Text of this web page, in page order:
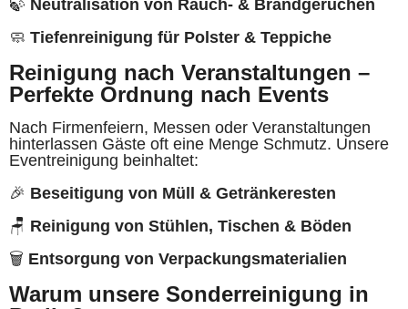
🍃 Neutralisation von Rauch- & Brandgerüchen
🧼 Tiefenreinigung für Polster & Teppiche
Reinigung nach Veranstaltungen –
Perfekte Ordnung nach Events
Nach Firmenfeiern, Messen oder Veranstaltungen
hinterlassen Gäste oft eine Menge Schmutz. Unsere
Eventreinigung beinhaltet:
🎉 Beseitigung von Müll & Getränkeresten
🪑 Reinigung von Stühlen, Tischen & Böden
🗑 Entsorgung von Verpackungsmaterialien
Warum unsere Sonderreinigung in